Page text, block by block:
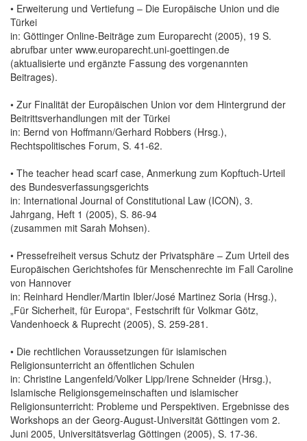
• Erweiterung und Vertiefung – Die Europäische Union und die
Türkei
in: Göttinger Online-Beiträge zum Europarecht (2005), 19 S.
abrufbar unter www.europarecht.uni-goettingen.de
(aktualisierte und ergänzte Fassung des vorgenannten
Beitrages).
• Zur Finalität der Europäischen Union vor dem Hintergrund der
Beitrittsverhandlungen mit der Türkei
in: Bernd von Hoffmann/Gerhard Robbers (Hrsg.),
Rechtspolitisches Forum, S. 41-62.
• The teacher head scarf case, Anmerkung zum Kopftuch-Urteil
des Bundesverfassungsgerichts
in: International Journal of Constitutional Law (ICON), 3.
Jahrgang, Heft 1 (2005), S. 86-94
(zusammen mit Sarah Mohsen).
• Pressefreiheit versus Schutz der Privatsphäre – Zum Urteil des
Europäischen Gerichtshofes für Menschenrechte im Fall Caroline
von Hannover
in: Reinhard Hendler/Martin Ibler/José Martinez Soria (Hrsg.),
„Für Sicherheit, für Europa“, Festschrift für Volkmar Götz,
Vandenhoeck & Ruprecht (2005), S. 259-281.
• Die rechtlichen Voraussetzungen für islamischen
Religionsunterricht an öffentlichen Schulen
in: Christine Langenfeld/Volker Lipp/Irene Schneider (Hrsg.),
Islamische Religionsgemeinschaften und islamischer
Religionsunterricht: Probleme und Perspektiven. Ergebnisse des
Workshops an der Georg-August-Universität Göttingen vom 2.
Juni 2005, Universitätsverlag Göttingen (2005), S. 17-36.